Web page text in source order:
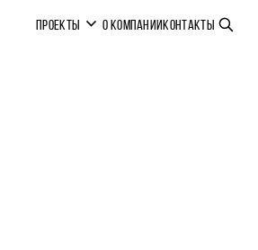
ПРОЕКТЫ О КОМПАНИИКОНТАКТЫ